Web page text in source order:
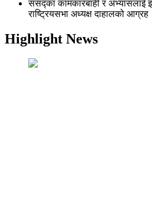
संसद्का कामकारबाही र अभ्यासलाई
राष्ट्रियसभा अध्यक्ष दाहालको आग्रह
Highlight News